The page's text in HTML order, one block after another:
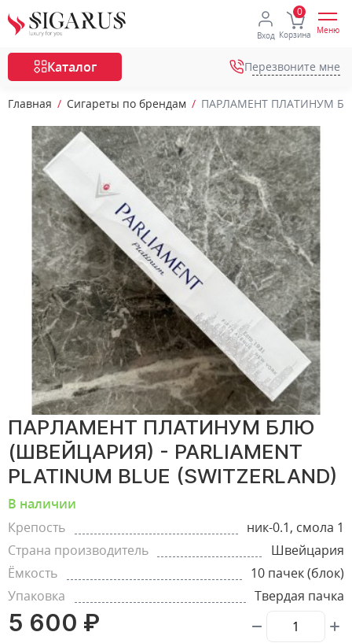
Вход Корзина Меню
Каталог Перезвоните мне
Главная Сигареты по брендам ПАРЛАМЕНТ ПЛАТИНУМ БЛЮ
ПАРЛАМЕНТ ПЛАТИНУМ БЛЮ
(ШВЕЙЦАРИЯ) - PARLIAMENT
PLATINUM BLUE (SWITZERLAND)
В наличии
Крепость
ник-0.1, смола 1
Страна производитель
Швейцария
Ёмкость
10 пачек (блок)
Упаковка
Твердая пачка
5 600 ₽